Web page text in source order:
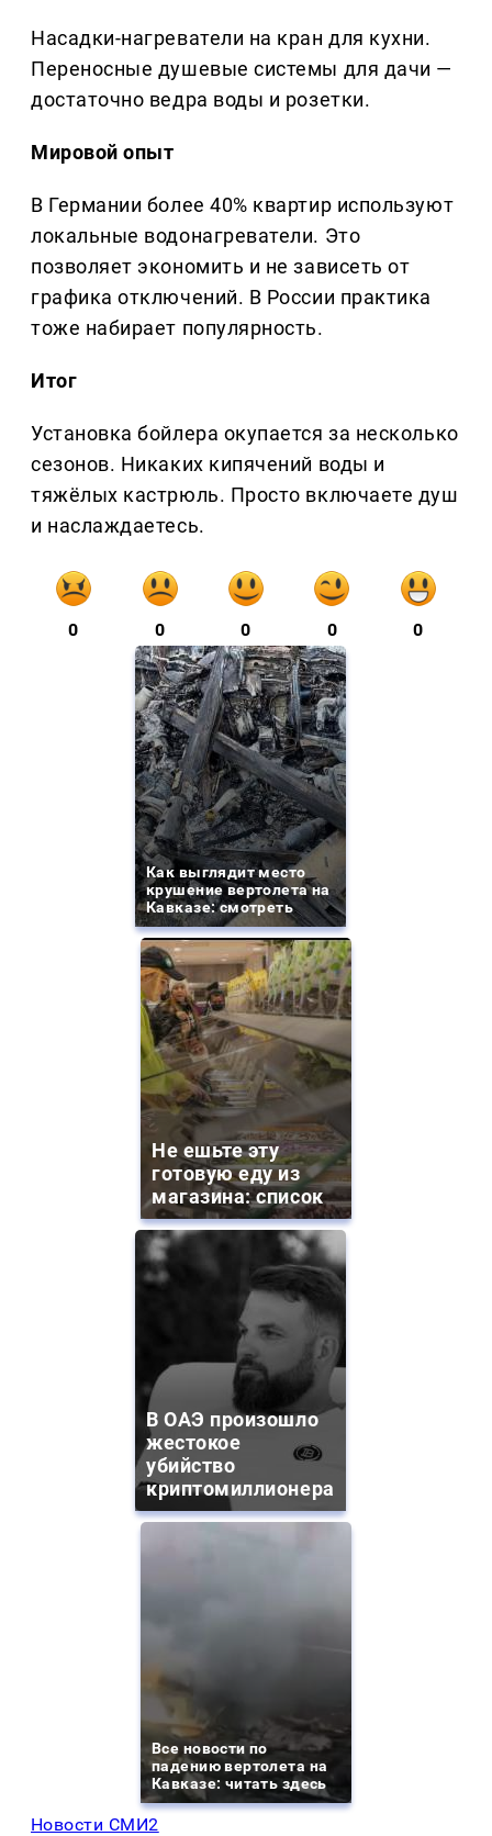
Насадки-нагреватели на кран для кухни.
Переносные душевые системы для дачи —
достаточно ведра воды и розетки.
Мировой опыт
В Германии более 40% квартир используют
локальные водонагреватели. Это
позволяет экономить и не зависеть от
графика отключений. В России практика
тоже набирает популярность.
Итог
Установка бойлера окупается за несколько
сезонов. Никаких кипячений воды и
тяжёлых кастрюль. Просто включаете душ
и наслаждаетесь.
0 0 0 0 0
Как выглядит место
крушение вертолета на
Кавказе: смотреть
Не ешьте эту
готовую еду из
магазина: список
В ОАЭ произошло
жестокое
убийство
криптомиллионера
Все новости по
падению вертолета на
Кавказе: читать здесь
Новости СМИ2